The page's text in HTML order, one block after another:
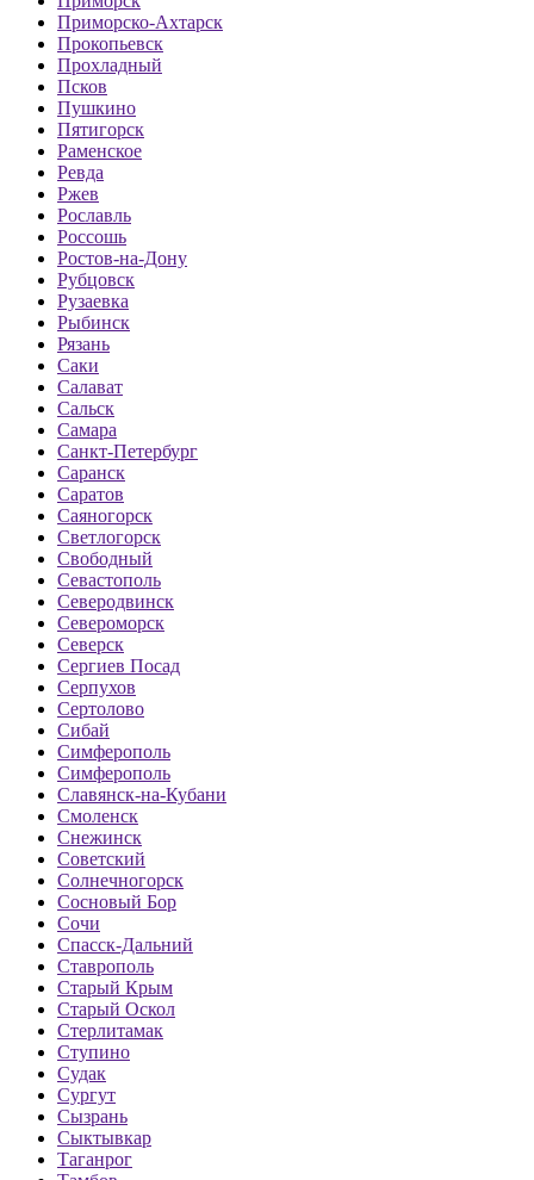
Приморско-Ахтарск
Прокопьевск
Прохладный
Псков
Пушкино
Пятигорск
Раменское
Ревда
Ржев
Рославль
Россошь
Ростов-на-Дону
Рубцовск
Рузаевка
Рыбинск
Рязань
Саки
Салават
Сальск
Самара
Санкт-Петербург
Саранск
Саратов
Саяногорск
Светлогорск
Свободный
Севастополь
Северодвинск
Североморск
Северск
Сергиев Посад
Серпухов
Сертолово
Сибай
Симферополь
Симферополь
Славянск-на-Кубани
Смоленск
Снежинск
Советский
Солнечногорск
Сосновый Бор
Сочи
Спасск-Дальний
Ставрополь
Старый Крым
Старый Оскол
Стерлитамак
Ступино
Судак
Сургут
Сызрань
Сыктывкар
Таганрог